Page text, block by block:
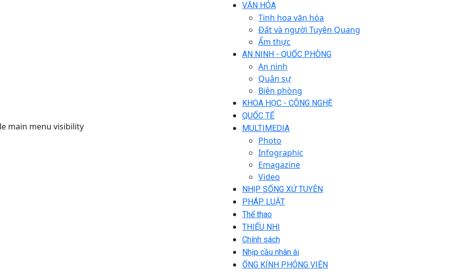
main menu visibility
VĂN HÓA
Tinh hoa văn hóa
Đất và người Tuyên Quang
Ẩm thực
AN NINH - QUỐC PHÒNG
An ninh
Quân sự
Biên phòng
KHOA HỌC - CÔNG NGHỆ
QUỐC TẾ
MULTIMEDIA
Photo
Infographic
Emagazine
Video
NHỊP SỐNG XỨ TUYÊN
PHÁP LUẬT
Thể thao
THIẾU NHI
Chính sách
Nhịp cầu nhân ái
ỐNG KÍNH PHÓNG VIÊN